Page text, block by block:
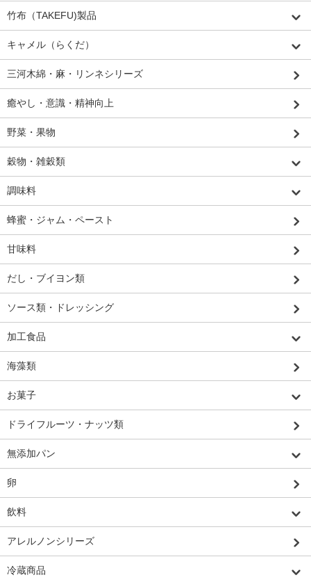
竹布（TAKEFU)製品
キャメル（らくだ）
三河木綿・麻・リンネシリーズ
癒やし・意識・精神向上
野菜・果物
穀物・雑穀類
調味料
蜂蜜・ジャム・ペースト
甘味料
だし・ブイヨン類
ソース類・ドレッシング
加工食品
海藻類
お菓子
ドライフルーツ・ナッツ類
無添加パン
卵
飲料
アレルノンシリーズ
冷蔵商品